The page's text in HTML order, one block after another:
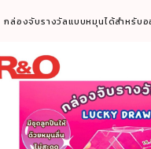
กล่องจับรางวัลแบบหมุนได้สำหรับ